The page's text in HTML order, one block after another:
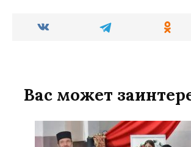
Вас может